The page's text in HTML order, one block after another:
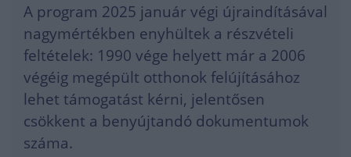
A program 2025 január végi újraindításával
nagymértékben enyhültek a részvételi
feltételek: 1990 vége helyett már a 2006
végéig megépült otthonok felújításához
lehet támogatást kérni, jelentősen
csökkent a benyújtandó dokumentumok
száma.